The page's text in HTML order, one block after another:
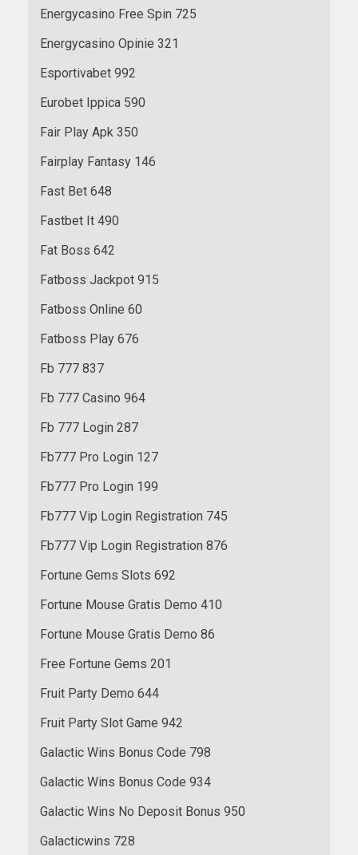
Energycasino Free Spin 725
Energycasino Opinie 321
Esportivabet 992
Eurobet Ippica 590
Fair Play Apk 350
Fairplay Fantasy 146
Fast Bet 648
Fastbet It 490
Fat Boss 642
Fatboss Jackpot 915
Fatboss Online 60
Fatboss Play 676
Fb 777 837
Fb 777 Casino 964
Fb 777 Login 287
Fb777 Pro Login 127
Fb777 Pro Login 199
Fb777 Vip Login Registration 745
Fb777 Vip Login Registration 876
Fortune Gems Slots 692
Fortune Mouse Gratis Demo 410
Fortune Mouse Gratis Demo 86
Free Fortune Gems 201
Fruit Party Demo 644
Fruit Party Slot Game 942
Galactic Wins Bonus Code 798
Galactic Wins Bonus Code 934
Galactic Wins No Deposit Bonus 950
Galacticwins 728